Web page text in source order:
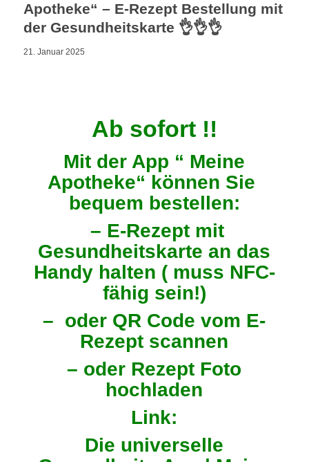
Apotheke“ – E-Rezept Bestellung mit
der Gesundheitskarte 👌👌👌
21. Januar 2025
Ab sofort !!
Mit der App “ Meine
Apotheke“ können Sie
bequem bestellen:
– E-Rezept mit
Gesundheitskarte an das
Handy halten ( muss NFC-
fähig sein!)
– oder QR Code vom E-
Rezept scannen
– oder Rezept Foto
hochladen
Link:
Die universelle